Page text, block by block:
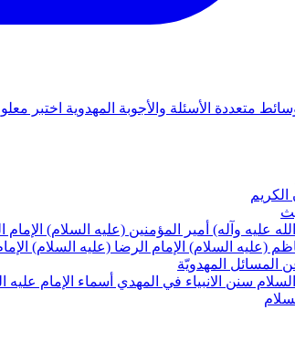
متعددة الأسئلة والأجوبة المهدوية اختبر
عليه وآله) أمير المؤمنين (عليه السلام)
(عليه السلام) الإمام الرضا (عليه السلام)
المسائل المهدويّة
سنن الانبياء في المهدي أسماء الإمام عليه